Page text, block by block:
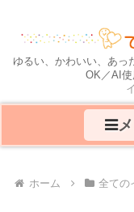
ゆるい、かわいい、あ
OK／AI
ホーム 全ての